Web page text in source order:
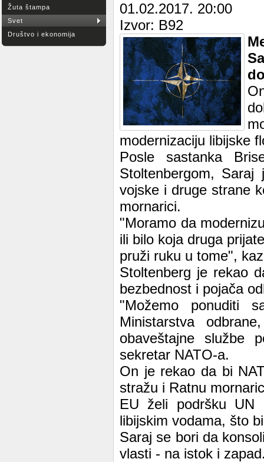
Žuta štampa
Svet
Društvo i ekonomija
01.02.2017. 20:00
Izvor: B92
modernizaciju libijske
Posle sastanka
Stoltenbergom,
vojske i druge strane
mornarici.
"Moramo da
ili bilo koja druga
pruži ruku u tome",
Stoltenberg je rekao
bezbednost i pojača
"Možemo ponuditi
Ministarstva
obaveštajne službe
sekretar NATO-a.
On je rekao da bi
stražu i Ratnu
EU želi podršku UN
libijskim vodama, što
Saraj se bori da
vlasti - na istok i